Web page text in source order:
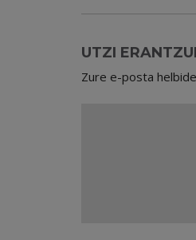
UTZI
Zure e-posta